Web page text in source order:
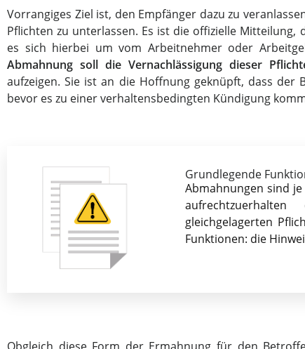
Vorrangiges Ziel ist, den Empfänger dazu zu
Pflichten zu unterlassen. Es ist die offizielle
es sich hierbei um vom Arbeitnehmer oder
Abmahnung soll die Vernachlässigung dieser
aufzeigen. Sie ist an die Hoffnung geknüpft, dass der
bevor es zu einer verhaltensbedingten Kündigung
Grundlegende
Abmahnungen sind
gleichgelagerten
Funktionen: die